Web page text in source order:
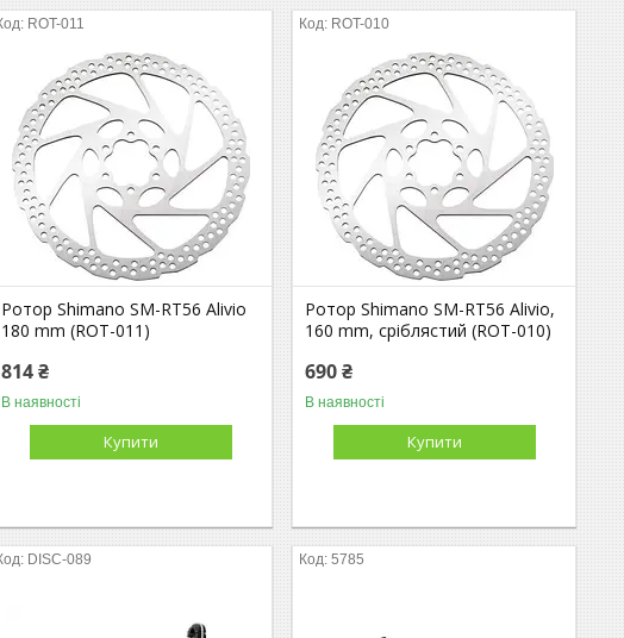
ROT-011
Ротор Shimano SM-RT56 Alivio
180 mm (ROT-011)
814 ₴
В наявності
Купити
ROT-010
Ротор Shimano SM-RT56 Alivio,
160 mm, сріблястий (ROT-010)
690 ₴
В наявності
Купити
DISC-089 5785